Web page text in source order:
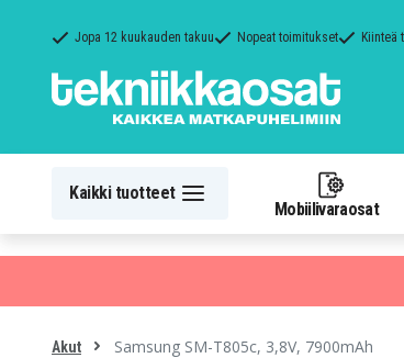
Jopa 12 kuukauden takuu Nopeat toimitukset Kiinteä
Kaikki tuotteet
Mobiilivaraosat
Akut Samsung SM-T805c, 3,8V, 7900mAh